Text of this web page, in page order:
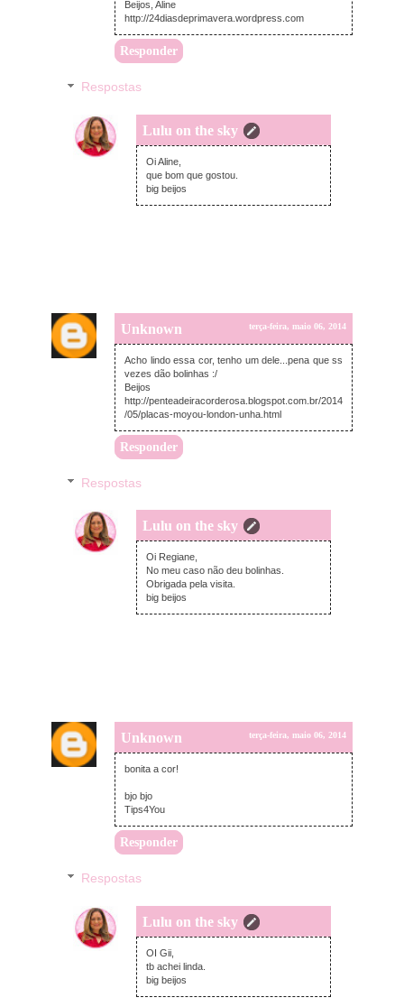
Beijos, Aline
http://24diasdeprimavera.wordpress.com
Responder
Respostas
Lulu on the sky
terça-feira, maio 06, 2014
Oi Aline,
que bom que gostou.
big beijos
Unknown terça-feira, maio 06, 2014
Acho lindo essa cor, tenho um dele...pena que ss
vezes dão bolinhas :/
Beijos
http://penteadeiracorderosa.blogspot.com.br/2014
/05/placas-moyou-london-unha.html
Responder
Respostas
Lulu on the sky
terça-feira, maio 06, 2014
Oi Regiane,
No meu caso não deu bolinhas.
Obrigada pela visita.
big beijos
Unknown terça-feira, maio 06, 2014
bonita a cor!
bjo bjo
Tips4You
Responder
Respostas
Lulu on the sky
terça-feira, maio 06, 2014
OI Gii,
tb achei linda.
big beijos